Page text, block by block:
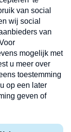
onze
in uw